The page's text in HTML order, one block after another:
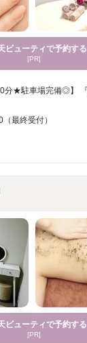
ビューティで予約する
[PR]
最終受付）
ビューティで予約する
[PR]